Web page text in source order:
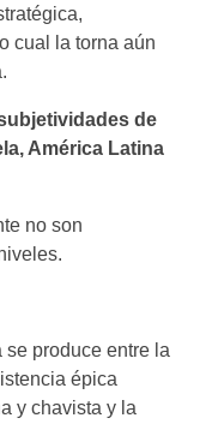
cual la torna aún
de
América Latina
no son
produce entre la
épica
y chavista y la